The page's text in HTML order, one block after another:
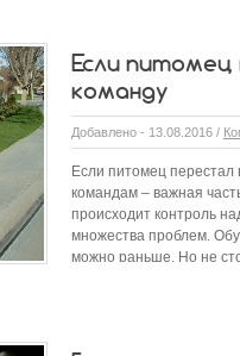
Если питомец
команду
Добавлено - 13.08.2016 /
Если питомец
командам – важная
происходит контроль
множества проблем.
можно раньше. Но не